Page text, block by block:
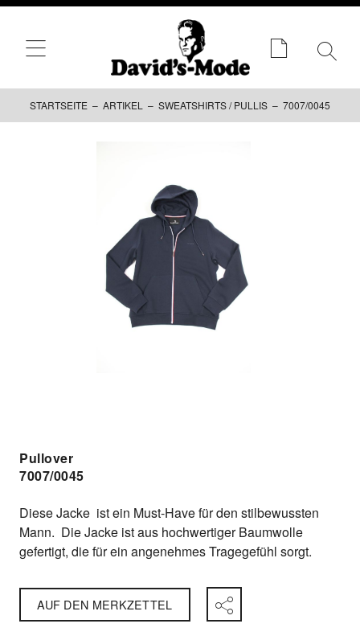
STARTSEITE – ARTIKEL – SWEATSHIRTS / PULLIS – 7007/0045
Pullover
7007/0045
Diese Jacke ist ein Must-Have für den stilbewussten
Mann. Die Jacke ist aus hochwertiger Baumwolle
gefertigt, die für ein angenehmes Tragegefühl sorgt.
AUF DEN MERKZETTEL